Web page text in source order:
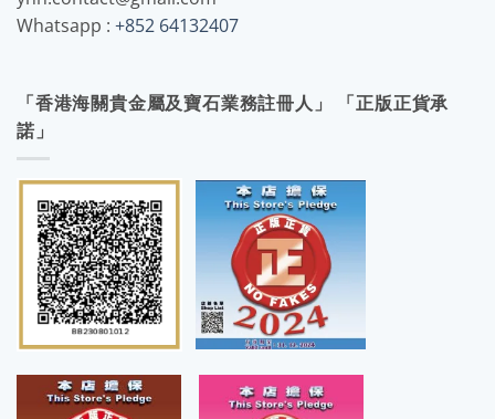
Whatsapp : +852 64132407
「香港海關貴金屬及寶石業務註冊人」 「正版正貨承
諾」